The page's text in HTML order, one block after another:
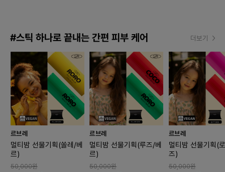
#스틱 하나로 끝내는 간편 피부 케어 더보기
르브레
멀티밤 선물기획(쏠레/베
르)
50,000원
르브레
멀티밤 선물기획(루즈/베
르)
50,000원
르브레
멀티밤 선물기획(
즈)
50,000원